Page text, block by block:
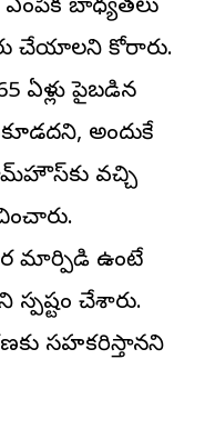
ఎంపిక బాధ్యతలు
చేయాలని కోరారు.
ఏళ్లు పైబడిన
అందుకే
వచ్చి
మార్పిడి ఉంటే
చేశారు.
సహకరిస్తానని